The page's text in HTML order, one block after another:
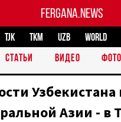
FERGANA.NEWS
TJK TKM UZB
WORLD
СТАТЬИ ВИДЕО ФОТО
Узбекистана
Азии - в